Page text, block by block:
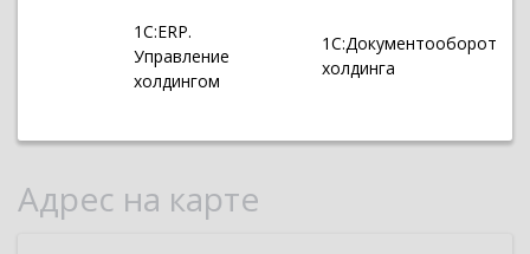
1С:ERP.
Управление
холдингом
1С:Документооборот
холдинга
Адрес на карте